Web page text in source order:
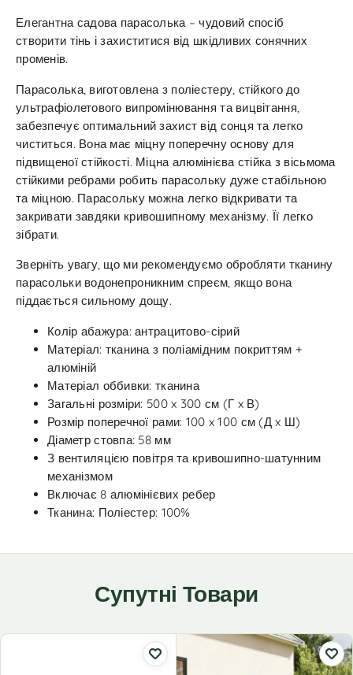
Елегантна садова парасолька – чудовий спосіб
створити тінь і захиститися від шкідливих сонячних
променів.
Парасолька, виготовлена з поліестеру, стійкого до
ультрафіолетового випромінювання та вицвітання,
забезпечує оптимальний захист від сонця та легко
чиститься. Вона має міцну поперечну основу для
підвищеної стійкості. Міцна алюмінієва стійка з вісьмома
стійкими ребрами робить парасольку дуже стабільною
та міцною. Парасольку можна легко відкривати та
закривати завдяки кривошипному механізму. Її легко
зібрати.
Зверніть увагу, що ми рекомендуємо обробляти тканину
парасольки водонепроникним спреєм, якщо вона
піддається сильному дощу.
Колір абажура: антрацитово-сірий
Матеріал: тканина з поліамідним покриттям +
алюміній
Матеріал оббивки: тканина
Загальні розміри: 500 x 300 см (Г x В)
Розмір поперечної рами: 100 x 100 см (Д x Ш)
Діаметр стовпа: 58 мм
З вентиляцією повітря та кривошипно-шатунним
механізмом
Включає 8 алюмінієвих ребер
Тканина: Поліестер: 100%
Супутні Товари